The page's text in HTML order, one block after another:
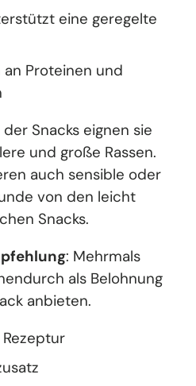
eine geregelte
an Proteinen und
Snacks eignen sie
und große Rassen.
auch sensible oder
von den leicht
Snacks.
: Mehrmals
als Belohnung
anbieten.